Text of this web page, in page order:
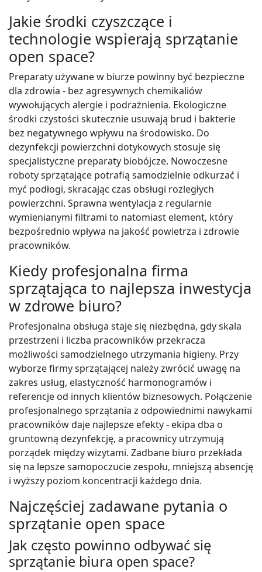
Jakie środki czyszczące i
technologie wspierają sprzątanie
open space?
Preparaty używane w biurze powinny być bezpieczne
dla zdrowia - bez agresywnych chemikaliów
wywołujących alergie i podrażnienia. Ekologiczne
środki czystości skutecznie usuwają brud i bakterie
bez negatywnego wpływu na środowisko. Do
dezynfekcji powierzchni dotykowych stosuje się
specjalistyczne preparaty biobójcze. Nowoczesne
roboty sprzątające potrafią samodzielnie odkurzać i
myć podłogi, skracając czas obsługi rozległych
powierzchni. Sprawna wentylacja z regularnie
wymienianymi filtrami to natomiast element, który
bezpośrednio wpływa na jakość powietrza i zdrowie
pracowników.
Kiedy profesjonalna firma
sprzątająca to najlepsza inwestycja
w zdrowe biuro?
Profesjonalna obsługa staje się niezbędna, gdy skala
przestrzeni i liczba pracowników przekracza
możliwości samodzielnego utrzymania higieny. Przy
wyborze firmy sprzątającej należy zwrócić uwagę na
zakres usług, elastyczność harmonogramów i
referencje od innych klientów biznesowych. Połączenie
profesjonalnego sprzątania z odpowiednimi nawykami
pracowników daje najlepsze efekty - ekipa dba o
gruntowną dezynfekcję, a pracownicy utrzymują
porządek między wizytami. Zadbane biuro przekłada
się na lepsze samopoczucie zespołu, mniejszą absencję
i wyższy poziom koncentracji każdego dnia.
Najczęściej zadawane pytania o
sprzątanie open space
Jak często powinno odbywać się
sprzątanie biura open space?